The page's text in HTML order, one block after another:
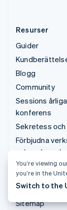
Resurser
Guider
Blogg
Community
Sessions årliga
konferens
Sekretess
Förbjudna
och
är föremål för
restriktioner
Licenser
Sitemap
You’re viewing
you’re in the
Switch to the